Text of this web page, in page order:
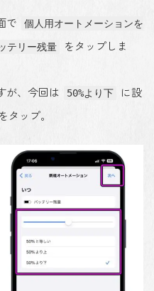
で 個人用オートメーションを
テリー残量
をタップしま
が、今回は
50%より下
に設
をタップ。